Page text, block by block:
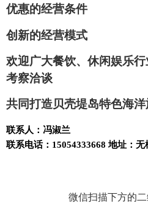
优惠的经营条件
创新的经营模式
欢迎广大餐饮、休闲娱乐
考察洽谈
共同打造贝壳堤岛特色海洋
联系人： 冯淑兰
联系电话： 15054333668地址： 无
微信扫描下方的